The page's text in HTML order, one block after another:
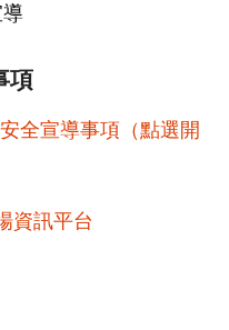
項
全宣導事項（點選開
資訊平台